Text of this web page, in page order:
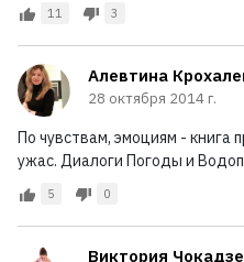
11 3
Алевтина
28 октября 2014 г.
По чувствам, эмоциям - книга
ужас. Диалоги Погоды и
5 0
Виктория Чокадзе